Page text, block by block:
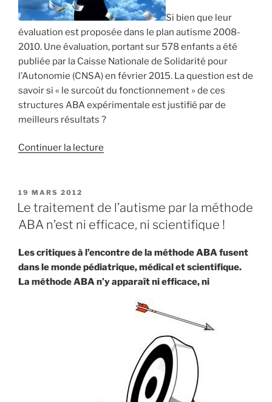
Si bien que leur
évaluation est proposée dans le plan autisme 2008-
2010. Une évaluation, portant sur 578 enfants a été
publiée par la Caisse Nationale de Solidarité pour
l’Autonomie (CNSA) en février 2015. La question est de
savoir si « le surcoût du fonctionnement » de ces
structures ABA expérimentale est justifié par de
meilleurs résultats ?
Continuer la lecture
et
il
fait
pas
mieux
d’autres
PUBLIÉ
LE
19 MARS 2012
Le traitement de l’autisme par la méthode
ABA n’est ni efficace, ni scientifique !
Les critiques à l’encontre de la méthode ABA fusent
dans le monde pédiatrique, médical et scientifique.
La méthode ABA n’y apparaît ni efficace, ni